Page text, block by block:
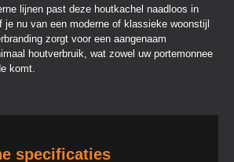
lijnen past deze houtkachel naadloos in
je nu van een moderne of klassieke woonstijl
zorgt voor een aangenaam
houtverbruik, wat zowel uw portemonnee
komt.
specificaties